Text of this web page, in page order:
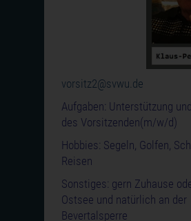
vorsitz2@svwu.de
Aufgaben: Unterstützung
des Vorsitzenden(m/w/d)
Hobbies: Segeln, Golfen,
Reisen
Sonstiges: gern Zuhause
Ostsee und natürlich an der
Bevertalsperre